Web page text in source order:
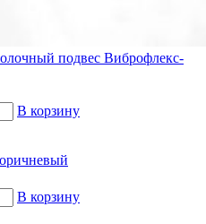
подвес Виброфлекс-
В корзину
В корзину